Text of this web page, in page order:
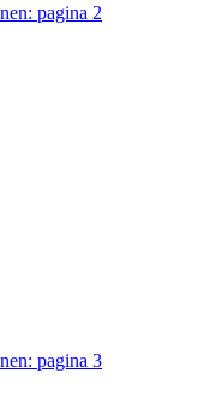
pagina 2
pagina 3